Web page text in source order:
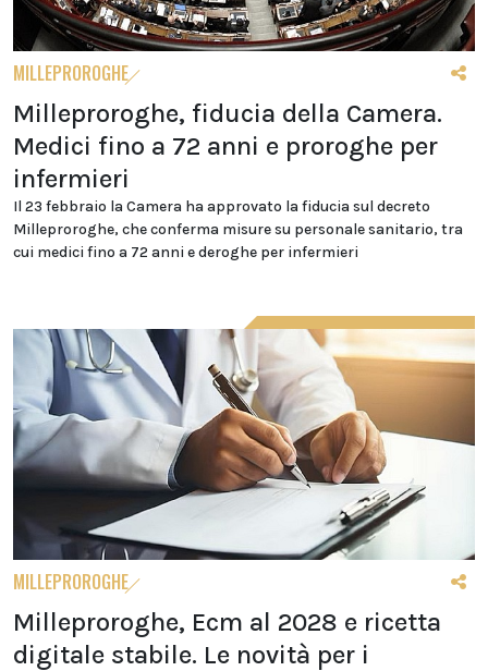
MILLEPROROGHE
Milleproroghe, fiducia della Camera.
Medici fino a 72 anni e proroghe per
infermieri
Il 23 febbraio la Camera ha approvato la fiducia sul decreto
Milleproroghe, che conferma misure su personale sanitario, tra
cui medici fino a 72 anni e deroghe per infermieri
MILLEPROROGHE
Milleproroghe, Ecm al 2028 e ricetta
digitale stabile. Le novità per i